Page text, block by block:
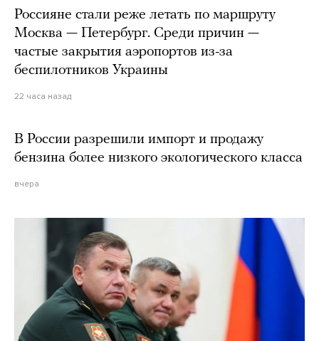
Россияне стали реже летать по маршруту
Москва — Петербург. Среди причин —
частые закрытия аэропортов из-за
беспилотников Украины
22 часа назад
В России разрешили импорт и продажу
бензина более низкого экологического класса
вчера